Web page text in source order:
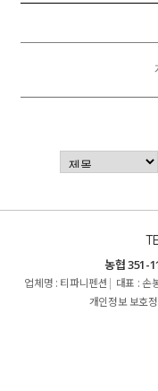
농협 351-
업체명 : 티파니펜션 | 대표 : 손
개인정보 보호